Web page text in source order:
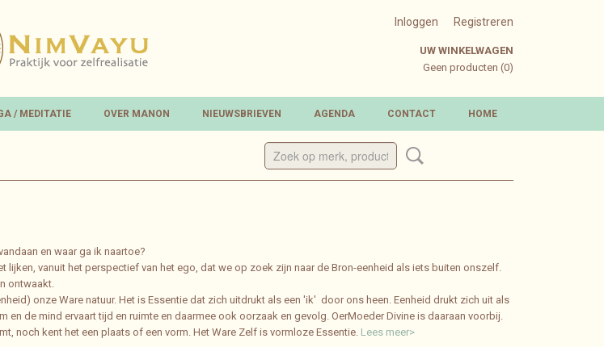
Inloggen Registreren
UW WINKELWAGEN
Geen producten (0)
HOME
CONTACT
AGENDA
NIEUWSBRIEVEN
OVER MANON
/ MEDITATIE
en waar ga ik naartoe?
vanuit het perspectief van het ego, dat we op zoek zijn naar de Bron-eenheid als iets buiten onszelf.
ontwaakt.
onze Ware natuur. Het is Essentie dat zich uitdrukt als een 'ik' door ons heen. Eenheid drukt zich uit als
en de mind ervaart tijd en ruimte en daarmee ook oorzaak en gevolg. OerMoeder Divine is daaraan voorbij.
noch kent het een plaats of een vorm. Het Ware Zelf is vormloze Essentie. Lees meer>